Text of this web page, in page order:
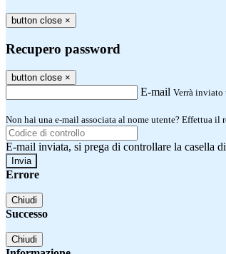
button close ×
Recupero password
button close ×
E-mail Verrà inviato
Non hai una e-mail associata al nome utente? Effettua il
E-mail inviata, si prega di controllare la casella
Errore
Chiudi
Successo
Chiudi